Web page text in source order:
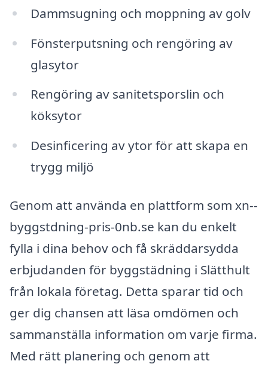
Dammsugning och moppning av golv
Fönsterputsning och rengöring av
glasytor
Rengöring av sanitetsporslin och
köksytor
Desinficering av ytor för att skapa en
trygg miljö
Genom att använda en plattform som xn--
byggstdning-pris-0nb.se kan du enkelt
fylla i dina behov och få skräddarsydda
erbjudanden för byggstädning i Slätthult
från lokala företag. Detta sparar tid och
ger dig chansen att läsa omdömen och
sammanställa information om varje firma.
Med rätt planering och genom att